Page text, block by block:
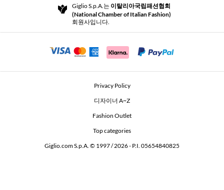
Beauty Seekers VIP Club
For a safe shopping experience
Security Communication
Giglio S.p.A.는 이탈리아국립패션협회
(National Chamber of Italian Fashion)
회원사입니다.
Privacy Policy
디자이너 A~Z
Fashion Outlet
Top categories
Giglio.com S.p.A. © 1997 / 2026 - P.I. 05654840825